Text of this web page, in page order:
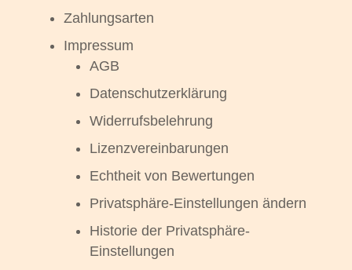
Zahlungsarten
Impressum
AGB
Datenschutzerklärung
Widerrufsbelehrung
Lizenzvereinbarungen
Echtheit von Bewertungen
Privatsphäre-Einstellungen ändern
Historie der Privatsphäre-
Einstellungen